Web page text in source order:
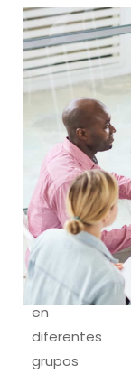
La
segmentación
es
el
proceso
separar
a
los
clientes
o
prospectos
en
diferentes
grupos